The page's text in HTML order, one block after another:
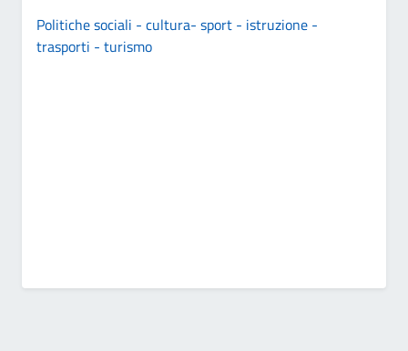
Politiche sociali - cultura- sport - istruzione -
trasporti - turismo